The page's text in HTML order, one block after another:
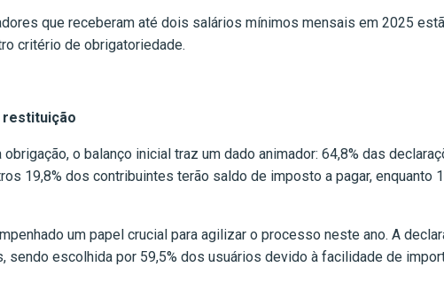
que receberam até dois salários mínimos mensais em 2025
critério de obrigatoriedade.
restituição
obrigação, o balanço inicial traz um dado animador: 64,8% das
19,8% dos contribuintes terão saldo de imposto a pagar, enquanto
um papel crucial para agilizar o processo neste ano. A
sendo escolhida por 59,5% dos usuários devido à facilidade de